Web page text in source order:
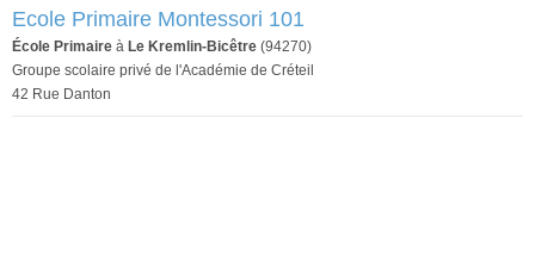
Ecole Primaire Montessori 101
École Primaire à Le Kremlin-Bicêtre (94270)
Groupe scolaire privé de l'Académie de Créteil
42 Rue Danton